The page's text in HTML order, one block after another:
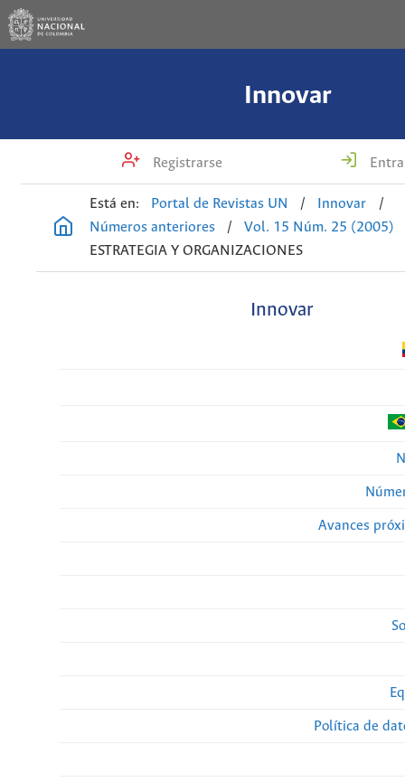
Innovar
Registrarse
Está en: Portal de Revistas UN / Innovar
/
Números anteriores
/
Vol. 15 Núm. 25 (2005)
ESTRATEGIA Y ORGANIZACIONES
Innovar
Avances
Política de